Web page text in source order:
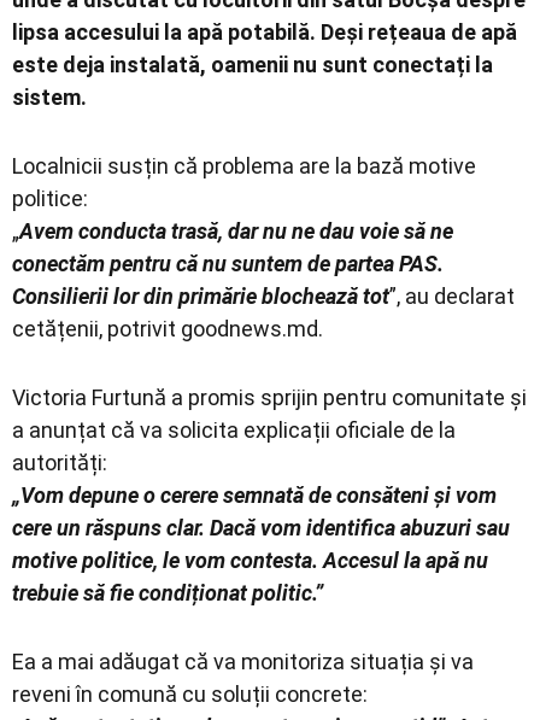
lipsa accesului la apă potabilă. Deși rețeaua de apă
este deja instalată, oamenii nu sunt conectați la
sistem.
Localnicii susțin că problema are la bază motive
politice:
„Avem conducta trasă, dar nu ne dau voie să ne
conectăm pentru că nu suntem de partea PAS.
Consilierii lor din primărie blochează tot”, au declarat
cetățenii, potrivit goodnews.md.
Victoria Furtună a promis sprijin pentru comunitate și
a anunțat că va solicita explicații oficiale de la
autorități:
„Vom depune o cerere semnată de consăteni și vom
cere un răspuns clar. Dacă vom identifica abuzuri sau
motive politice, le vom contesta. Accesul la apă nu
trebuie să fie condiționat politic.”
Ea a mai adăugat că va monitoriza situația și va
reveni în comună cu soluții concrete: